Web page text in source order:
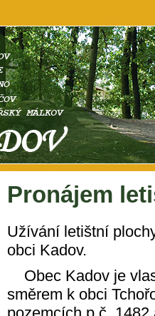
Pronájem
Užívání letištní
obci Kadov.
Obec Kadov je
směrem k obci